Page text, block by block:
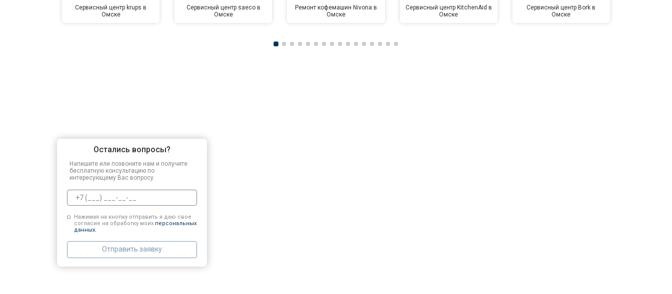
Сервисный центр krups в
Омске
Сервисный центр saeco в
Омске
Ремонт кофемашин Nivona в
Омске
Сервисный центр KitchenAid в
Омске
Сервисный центр Bork в
Омске
Остались вопросы?
Напишите или позвоните нам и получите
бесплатную консультацию по
интересующему Вас вопросу.
Нажимая на кнопку отправить я даю свое
согласие на обработку моих персональных
данных.
Отправить заявку